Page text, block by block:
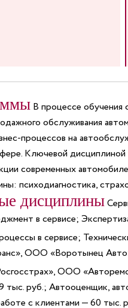
В процессе обучения
обслуживания
процессов на
Ключевой дисциплиной
современных
психодиагностика,
дисциплины
в сервисе;
в сервисе;
ООО «Воротынец
ООО
тыс. руб.; Автооценщик,
с клиентами — 60 тыс.